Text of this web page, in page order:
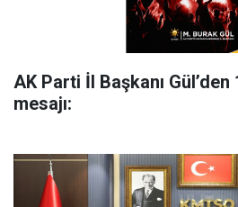
AK Parti İl Başkanı
mesajı: